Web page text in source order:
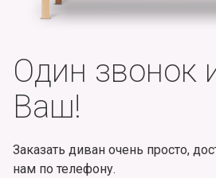
Один звонок
Ваш!
Заказать диван очень просто,
нам по телефону.